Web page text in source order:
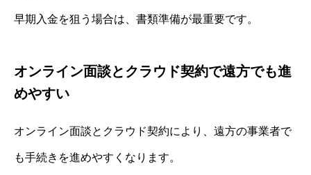
早期入金を狙う場合は、書類準備が最重要です。
オンライン面談とクラウド契約で遠方でも進
めやすい
オンライン面談とクラウド契約により、遠方の事業者で
も手続きを進めやすくなります。